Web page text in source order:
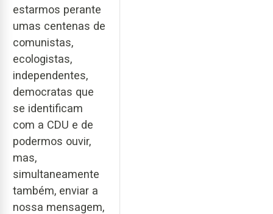
estarmos perante
umas centenas de
comunistas,
ecologistas,
independentes,
democratas que
se identificam
com a CDU e de
podermos ouvir,
mas,
simultaneamente
também, enviar a
nossa mensagem,